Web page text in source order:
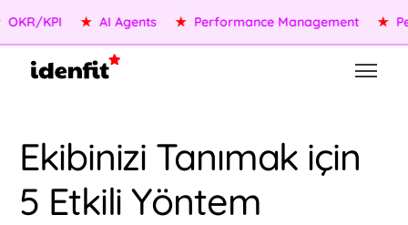
KPI ★ AI Agents ★ Performance Management ★
Ekibinizi Tanımak için
5 Etkili Yöntem